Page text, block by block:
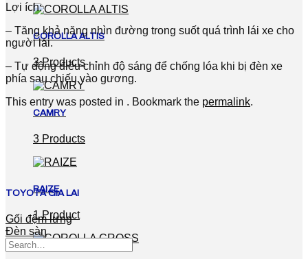
COROLLA ALTIS
3 Products
CAMRY
3 Products
RAIZE
1 Product
Lợi ích:
– Tăng khả năng nhìn đường trong suốt quá trình lái xe cho
người lái.
– Tự động điều chỉnh độ sáng để chống lóa khi bị đèn xe
phía sau chiếu vào gương.
This entry was posted in . Bookmark the permalink.
TOYOTA GIA LAI
Gối đệm lưng
Đèn sàn